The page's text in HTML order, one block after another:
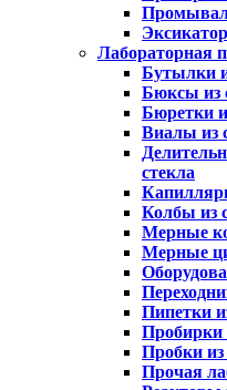
Лабораторная
Бутылки
Бюксы из
Бюретки
Виалы из
стекла
Колбы из
Мерные
Мерные
Пипетки
Пробирки
Пробки из
Прочая